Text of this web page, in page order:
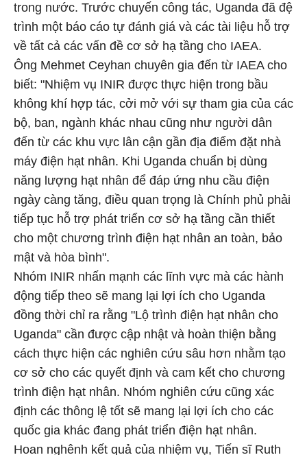
trong nước. Trước chuyến công tác, Uganda đã đệ
trình một báo cáo tự đánh giá và các tài liệu hỗ trợ
về tất cả các vấn đề cơ sở hạ tầng cho IAEA.
Ông Mehmet Ceyhan chuyên gia đến từ IAEA cho
biết: "Nhiệm vụ INIR được thực hiện trong bầu
không khí hợp tác, cởi mở với sự tham gia của các
bộ, ban, ngành khác nhau cũng như người dân
đến từ các khu vực lân cận gần địa điểm đặt nhà
máy điện hạt nhân. Khi Uganda chuẩn bị dùng
năng lượng hạt nhân để đáp ứng nhu cầu điện
ngày càng tăng, điều quan trọng là Chính phủ phải
tiếp tục hỗ trợ phát triển cơ sở hạ tầng cần thiết
cho một chương trình điện hạt nhân an toàn, bảo
mật và hòa bình".
Nhóm INIR nhấn mạnh các lĩnh vực mà các hành
động tiếp theo sẽ mang lại lợi ích cho Uganda
đồng thời chỉ ra rằng "Lộ trình điện hạt nhân cho
Uganda" cần được cập nhật và hoàn thiện bằng
cách thực hiện các nghiên cứu sâu hơn nhằm tạo
cơ sở cho các quyết định và cam kết cho chương
trình điện hạt nhân. Nhóm nghiên cứu cũng xác
định các thông lệ tốt sẽ mang lại lợi ích cho các
quốc gia khác đang phát triển điện hạt nhân.
Hoan nghênh kết quả của nhiệm vụ, Tiến sĩ Ruth